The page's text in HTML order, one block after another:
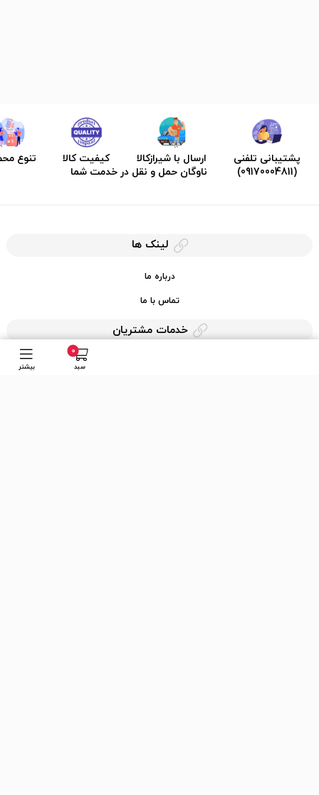
0
سبد بیشتر
پشتیبانی تلفنی
(09170004811)
ارسال با شیرازکالا
ناوگان حمل و نقل در خدمت شما
کیفیت کالا تنوع
لینک ها
درباره ما
تماس با ما
خدمات مشتریان